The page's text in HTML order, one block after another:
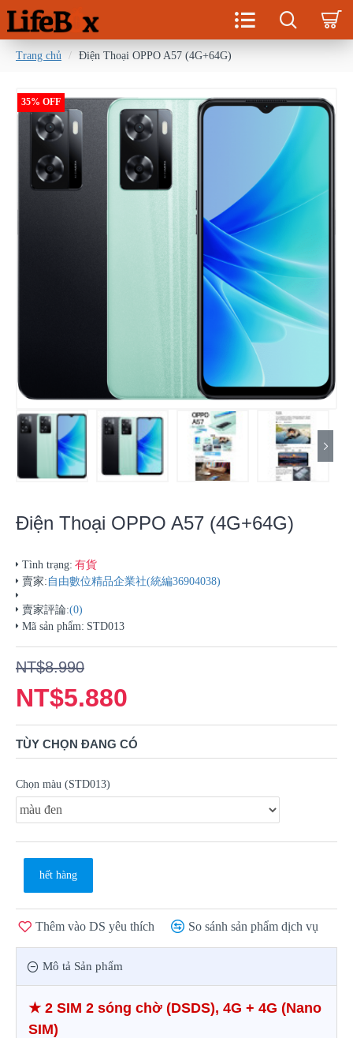
Trang chủ Điện Thoại OPPO A57 (4G+64G)
35% OFF
Điện Thoại OPPO A57 (4G+64G)
Tình trạng: 有貨
賣家: 自由數位精品企業社(統編36904038)
賣家評論:(0)
Mã sản phẩm: STD013
NT$5.880
NT$8.990
TÙY CHỌN ĐANG CÓ
Chọn màu (STD013)
hết hàng
Thêm vào DS yêu thích So sánh sản phẩm dịch vụ
Mô tả Sản phẩm
★ 2 SIM 2 sóng chờ (DSDS), 4G + 4G (Nano
SIM)